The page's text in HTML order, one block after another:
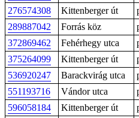
276574308
Kittenberger út
289887042
Forrás köz
372869462
Fehérhegy utca
375264099
Kittenberger út
536920247
Barackvirág utca
551193716
Vándor utca
596058184
Kittenberger út